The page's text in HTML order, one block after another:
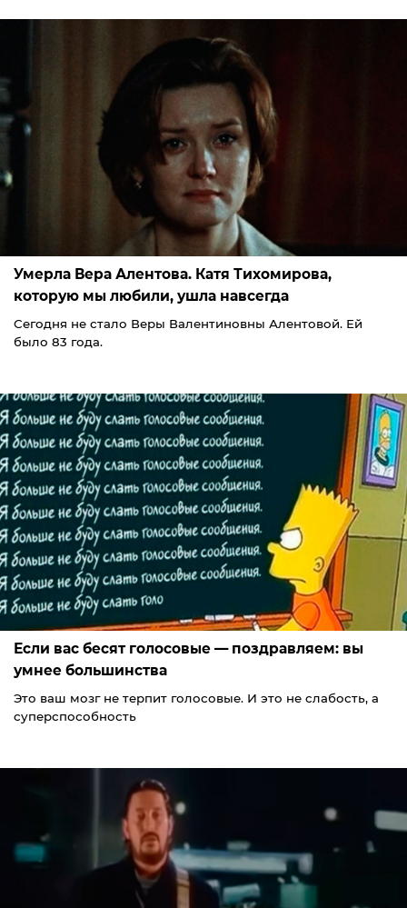
Умерла Вера Алентова. Катя Тихомирова,
которую мы любили, ушла навсегда
Сегодня не стало Веры Валентиновны Алентовой. Ей
было 83 года.
Если вас бесят голосовые — поздравляем: вы
умнее большинства
Это ваш мозг не терпит голосовые. И это не слабость, а
суперспособность